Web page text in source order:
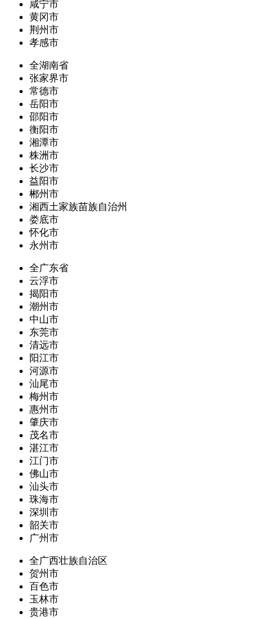
咸宁市
黄冈市
荆州市
孝感市
全湖南省
张家界市
常德市
岳阳市
邵阳市
衡阳市
湘潭市
株洲市
长沙市
益阳市
郴州市
湘西土家族苗族自治州
娄底市
怀化市
永州市
全广东省
云浮市
揭阳市
潮州市
中山市
东莞市
清远市
阳江市
河源市
汕尾市
梅州市
惠州市
肇庆市
茂名市
湛江市
江门市
佛山市
汕头市
珠海市
深圳市
韶关市
广州市
全广西壮族自治区
贺州市
百色市
玉林市
贵港市